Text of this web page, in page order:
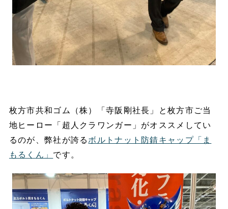
枚方市共和ゴム（株）「寺阪剛社長」と枚方市ご当
地ヒーロー「超人クラワンガー」がオススメしてい
るのが、弊社が誇る ボルトナット防錆キャップ「ま
もるくん」 です。